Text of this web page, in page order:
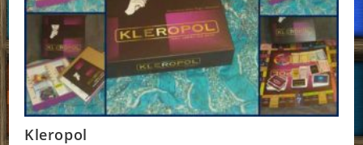
Kleropol